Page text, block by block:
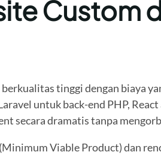
Custom
tinggi dengan biaya
untuk back-end PHP,
secara dramatis tanpa
Viable Product) dan